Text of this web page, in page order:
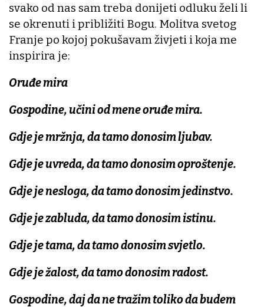
svako od nas sam treba donijeti odluku želi li
se okrenuti i približiti Bogu. Molitva svetog
Franje po kojoj pokušavam živjeti i koja me
inspirira je:
Oruđe mira
Gospodine, učini od mene oruđe mira.
Gdje je mržnja, da tamo donosim ljubav.
Gdje je uvreda, da tamo donosim oproštenje.
Gdje je nesloga, da tamo donosim jedinstvo.
Gdje je zabluda, da tamo donosim istinu.
Gdje je tama, da tamo donosim svjetlo.
Gdje je žalost, da tamo donosim radost.
Gospodine, daj da ne tražim toliko da budem